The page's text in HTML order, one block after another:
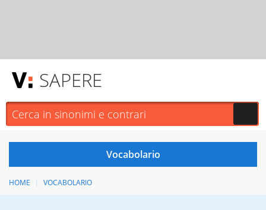
SAPERE
HOME VOCABOLARIO